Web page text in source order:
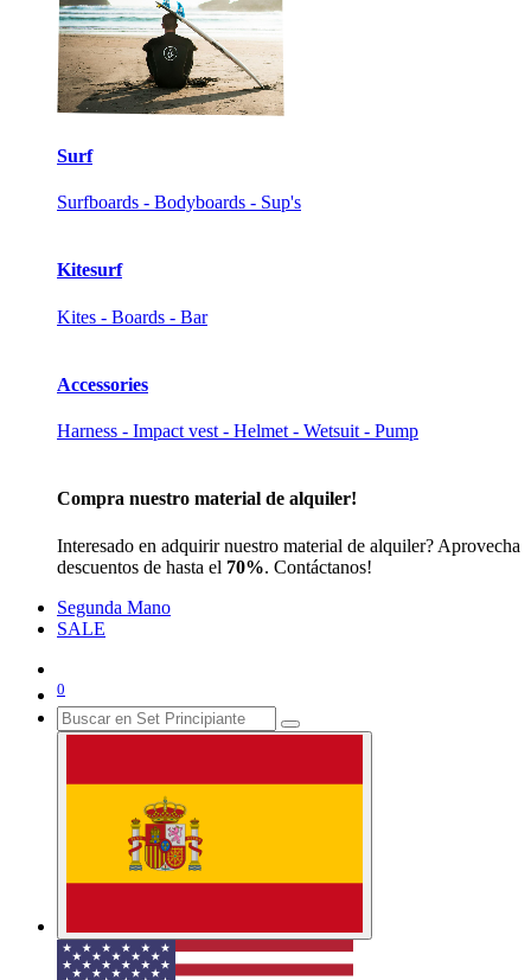
Surf
Surfboards - Bodyboards - Sup's
Kitesurf
Kites - Boards - Bar
Accessories
Harness - Impact vest - Helmet - Wetsuit - Pump
Compra nuestro material de alquiler!
Interesado en adquirir nuestro material de alquiler? Aprovecha
descuentos de hasta el 70%. Contáctanos!
Segunda Mano
SALE
0